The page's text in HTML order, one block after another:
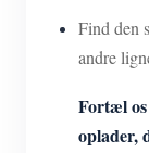
Find den
andre
Fortæl os
oplader,